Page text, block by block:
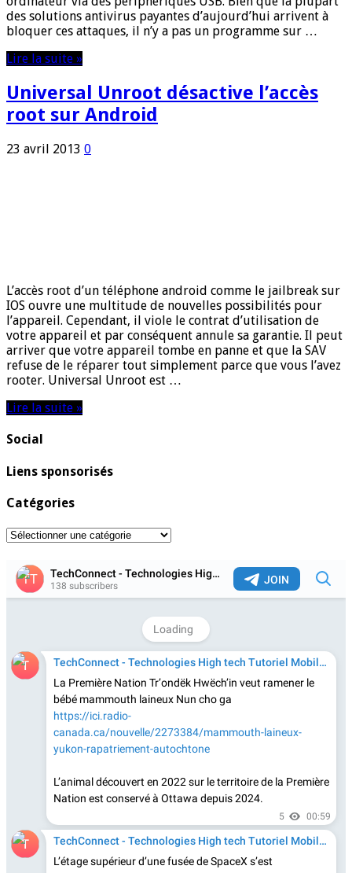
des solutions antivirus payantes d’aujourd’hui arrivent à
bloquer ces attaques, il n’y a pas un programme sur …
Lire la suite »
Universal Unroot désactive l’accès
root sur Android
23 avril 2013 0
L’accès root d’un téléphone android comme le jailbreak sur
IOS ouvre une multitude de nouvelles possibilités pour
l’appareil. Cependant, il viole le contrat d’utilisation de
votre appareil et par conséquent annule sa garantie. Il peut
arriver que votre appareil tombe en panne et que la SAV
refuse de le réparer tout simplement parce que vous l’avez
rooter. Universal Unroot est …
Lire la suite »
Social
Liens sponsorisés
Catégories
Catégories